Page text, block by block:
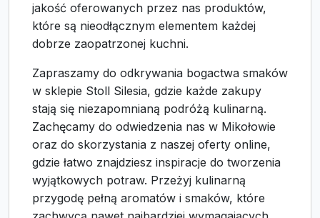
jakość oferowanych przez nas produktów,
które są nieodłącznym elementem każdej
dobrze zaopatrzonej kuchni.
Zapraszamy do odkrywania bogactwa smaków
w sklepie Stoll Silesia, gdzie każde zakupy
stają się niezapomnianą podróżą kulinarną.
Zachęcamy do odwiedzenia nas w Mikołowie
oraz do skorzystania z naszej oferty online,
gdzie łatwo znajdziesz inspiracje do tworzenia
wyjątkowych potraw. Przeżyj kulinarną
przygodę pełną aromatów i smaków, które